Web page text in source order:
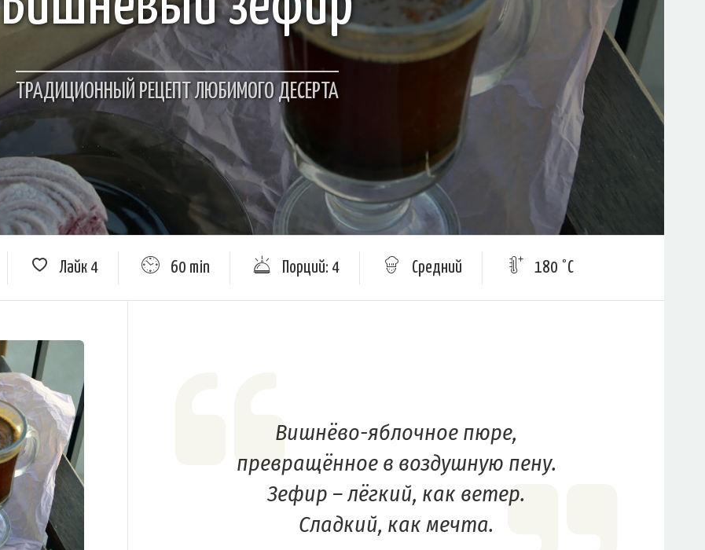
ТРАДИЦИОННЫЙ РЕЦЕПТ ЛЮБИМОГО ДЕСЕРТА
Лайк 4 60 min Порций: 4 Средний 180 °C
Вишнёво-яблочное пюре,
превращённое в воздушную пену.
Зефир – лёгкий, как ветер.
Сладкий, как мечта.